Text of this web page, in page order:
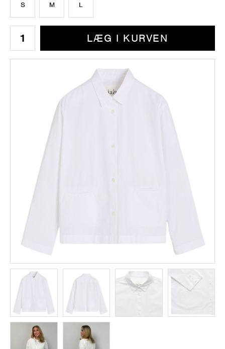
S M L
LÆG I KURVEN